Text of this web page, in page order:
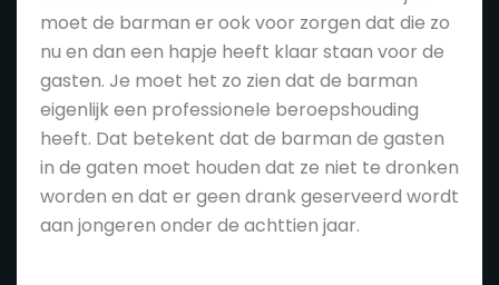
moet de barman er ook voor zorgen dat die zo
nu en dan een hapje heeft klaar staan voor de
gasten. Je moet het zo zien dat de barman
eigenlijk een professionele beroepshouding
heeft. Dat betekent dat de barman de gasten
in de gaten moet houden dat ze niet te dronken
worden en dat er geen drank geserveerd wordt
aan jongeren onder de achttien jaar.